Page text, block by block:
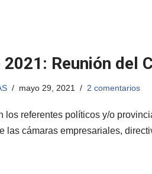
Reunión del
mayo 29, 2021 2 comentarios
los referentes políticos y/o
las cámaras empresariales,